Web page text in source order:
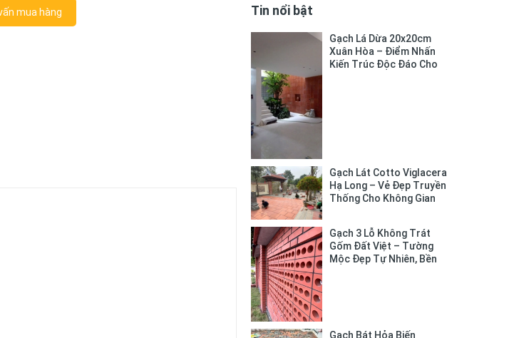
mua hàng Tin nổi bật
Gạch Lá Dừa 20x20cm
Xuân Hòa – Điểm Nhấn
Kiến Trúc Độc Đáo Cho
Gạch Lát Cotto Viglacera
Hạ Long – Vẻ Đẹp Truyền
Thống Cho Không Gian
Gạch 3 Lỗ Không Trát
Gốm Đất Việt – Tường
Mộc Đẹp Tự Nhiên, Bền
Gạch Bát Hỏa Biến